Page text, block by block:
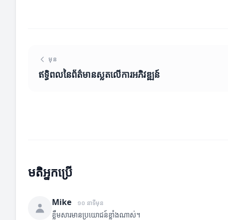
មុន
ឥទ្ធិពលនៃព័ត៌មានស្លតលើការអភិវឌ្ឍន៍
មតិអ្នកប្រើ
Mike ១០ នាទីមុន
ខ្លឹមសារមានប្រយោជន៍ខ្លាំងណាស់។